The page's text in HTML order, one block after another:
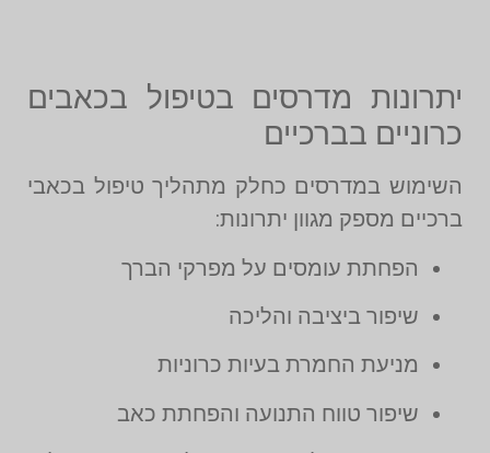
יתרונות מדרסים בטיפול בכאבים
כרוניים בברכיים
השימוש במדרסים כחלק מתהליך טיפול בכאבי
ברכיים מספק מגוון יתרונות:
הפחתת עומסים על מפרקי הברך
שיפור ביציבה והליכה
מניעת החמרת בעיות כרוניות
שיפור טווח התנועה והפחתת כאב